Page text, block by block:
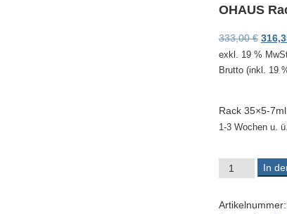
OHAUS
333,00€
exkl. 19 %
Brutto (inkl. 19
Rack 35×5-
1-3 Wochen u.
OHAUS In
Artikelnummer: